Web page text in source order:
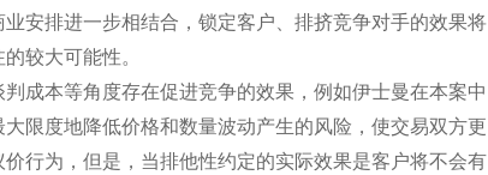
安排进一步相结合，锁定客户、排挤竞争对手的效果将
较大可能性。
成本等角度存在促进竞争的效果，例如伊士曼在本案中
限度地降低价格和数量波动产生的风险，使交易双方更
行为，但是，当排他性约定的实际效果是客户将不会有